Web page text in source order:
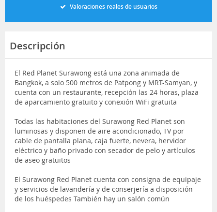
Valoraciones reales de usuarios
Descripción
El Red Planet Surawong está una zona animada de
Bangkok, a solo 500 metros de Patpong y MRT-Samyan, y
cuenta con un restaurante, recepción las 24 horas, plaza
de aparcamiento gratuito y conexión WiFi gratuita
Todas las habitaciones del Surawong Red Planet son
luminosas y disponen de aire acondicionado, TV por
cable de pantalla plana, caja fuerte, nevera, hervidor
eléctrico y baño privado con secador de pelo y artículos
de aseo gratuitos
El Surawong Red Planet cuenta con consigna de equipaje
y servicios de lavandería y de conserjería a disposición
de los huéspedes También hay un salón común